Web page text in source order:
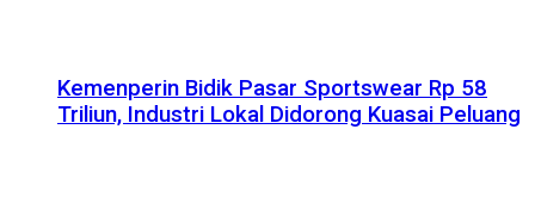
Kemenperin Bidik Pasar Sportswear Rp 58
Triliun, Industri Lokal Didorong Kuasai Peluang